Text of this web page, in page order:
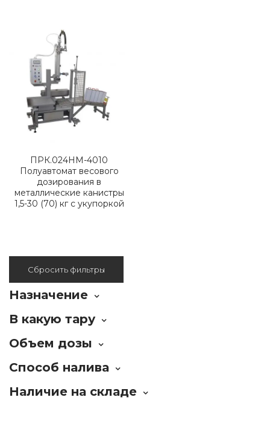
ПРК.024НМ-4010
Полуавтомат весового
дозирования в
металлические канистры
1,5-30 (70) кг с укупоркой
Сбросить фильтры
Назначение
В какую тару
Объем дозы
Способ налива
Наличие на складе